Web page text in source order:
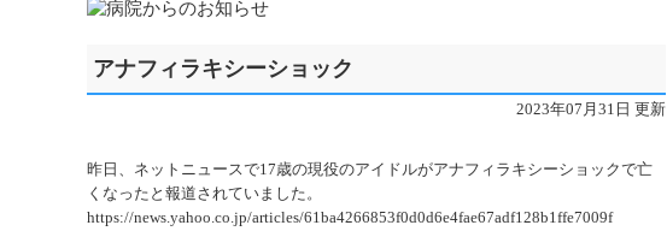
アナフィラキシーショック
2023年07月31日 更新
昨日、ネットニュースで17歳の現役のアイドルがアナフィラキシーショックで亡
くなったと報道されていました。
https://news.yahoo.co.jp/articles/61ba4266853f0d0d6e4fae67adf128b1ffe7009f